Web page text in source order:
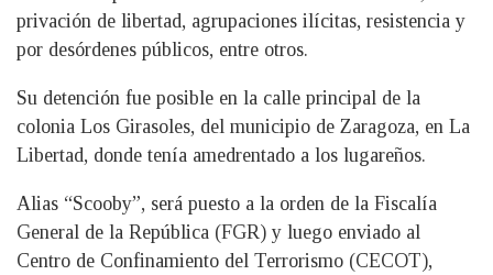
privación de libertad, agrupaciones ilícitas, resistencia y
por desórdenes públicos, entre otros.
Su detención fue posible en la calle principal de la
colonia Los Girasoles, del municipio de Zaragoza, en La
Libertad, donde tenía amedrentado a los lugareños.
Alias “Scooby”, será puesto a la orden de la Fiscalía
General de la República (FGR) y luego enviado al
Centro de Confinamiento del Terrorismo (CECOT),